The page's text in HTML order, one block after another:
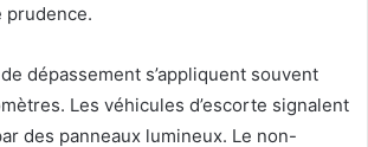
prudence.
dépassement s’appliquent souvent
Les véhicules d’escorte signalent
des panneaux lumineux. Le non-